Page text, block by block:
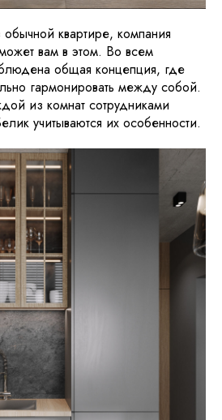
обычной квартире, компания
вам в этом. Во всем
общая концепция, где
гармонировать между собой.
из комнат сотрудниками
учитываются их особенности.